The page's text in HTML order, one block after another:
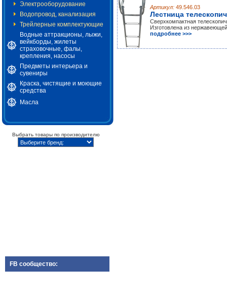
Электрооборудование
Водопровод, канализация
Трейлерные комплектующие
Водные аттракционы, лыжи,
вейкборды, жилеты
страховочные, фалы,
крепления, насосы
Предметы интерьера и
сувениры
Краска, чистящие и моющие
средства
Масла
Выбрать товары по производителю
FB сообщество:
Артикул: 49.546.03
Лестница
Сверхкомпактная
Изготовлена из
подробнее >>>